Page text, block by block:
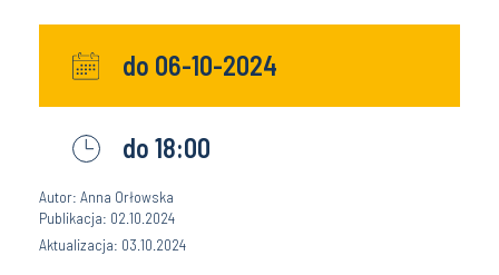
do 06-10-2024
do 18:00
Autor: Anna Orłowska
Publikacja: 02.10.2024
Aktualizacja: 03.10.2024